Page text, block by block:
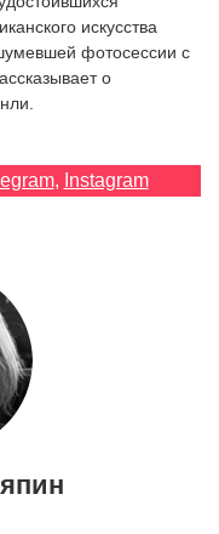
искусства
фотосессии с
о
, Instagram